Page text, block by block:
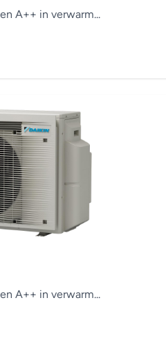
A++ in verwarm...
A++ in verwarm...